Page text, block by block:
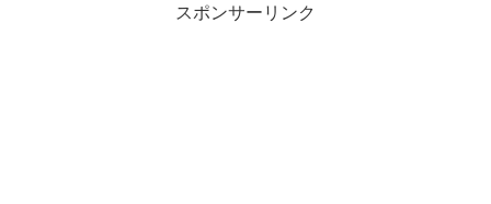
スポンサーリンク